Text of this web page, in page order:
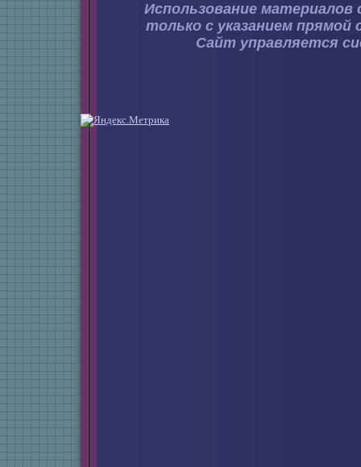
Использование материалов
только с указанием прямой
Сайт управляется